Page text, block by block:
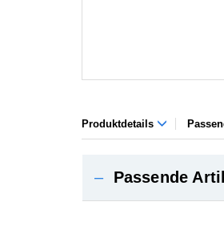
Produktdetails
– Passende